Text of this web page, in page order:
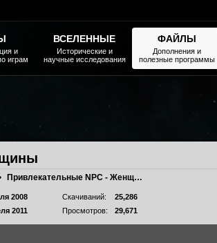
Привлекательные NPC - Женщины
2008
2011
Скачиваний:
25,286
Просмотров:
29,671
и
играм
ВСЕЛЕННЫЕ
Исторические и
научные исследования
ФАЙЛЫ
Дополнения и
полезные программы